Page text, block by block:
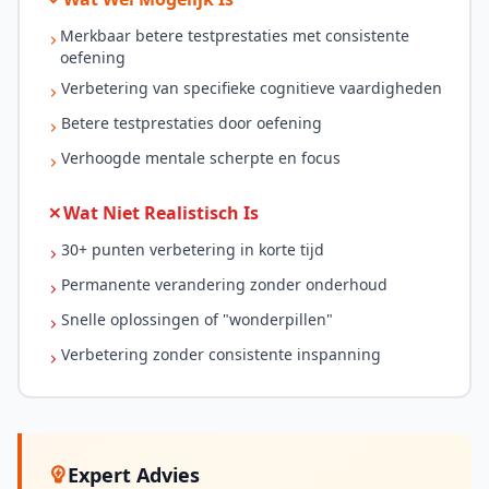
Merkbaar betere testprestaties met consistente
oefening
Verbetering van specifieke cognitieve vaardigheden
Betere testprestaties door oefening
Verhoogde mentale scherpte en focus
Wat Niet Realistisch Is
30+ punten verbetering in korte tijd
Permanente verandering zonder onderhoud
Snelle oplossingen of "wonderpillen"
Verbetering zonder consistente inspanning
Expert Advies